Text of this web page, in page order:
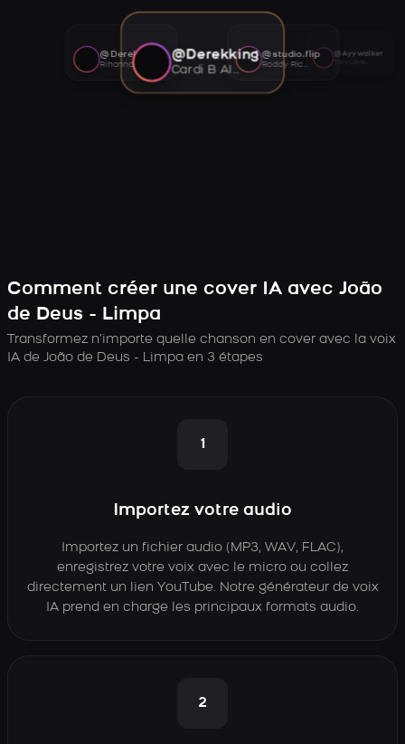
@Derekking
Cardi B AI voice
@studio.flip
Roddy Ricch AI voice
@Ayywalker
@Derekking
Rihanna AI voice
Comment créer une cover IA avec João
de Deus - Limpa
Transformez n’importe quelle chanson en cover avec la voix
IA de João de Deus - Limpa en 3 étapes
1
Importez votre audio
Importez un fichier audio (MP3, WAV, FLAC),
enregistrez votre voix avec le micro ou collez
directement un lien YouTube. Notre générateur de voix
IA prend en charge les principaux formats audio.
2